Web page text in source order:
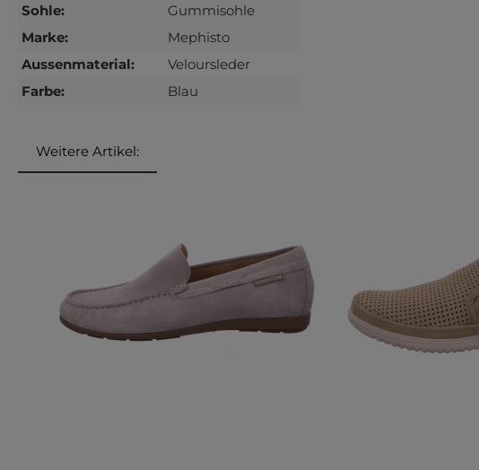
Sohle:
Gummisohle
Marke:
Mephisto
Aussenmaterial:
Veloursleder
Farbe:
Blau
Weitere Artikel: